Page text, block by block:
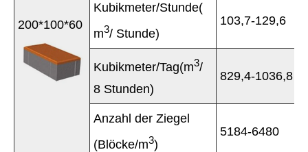
200*100*60
Kubikmeter/Stunde(
m3/ Stunde)
103,7-129,6
Kubikmeter/Tag(m3/
8 Stunden)
829,4-1036,8
Anzahl der Ziegel
(Blöcke/m3)
5184-6480